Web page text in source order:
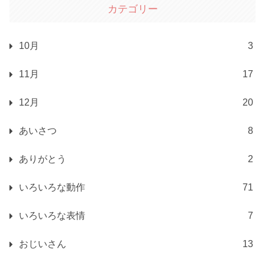
カテゴリー
10月 3
11月 17
12月 20
あいさつ 8
ありがとう 2
いろいろな動作 71
いろいろな表情 7
おじいさん 13